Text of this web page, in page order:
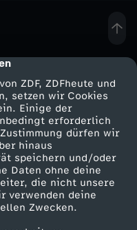
ZDF, ZDFheute und
setzen wir Cookies
Einige der
erforderlich
dürfen wir
hinaus
speichern und/oder
Daten ohne deine
die nicht unsere
verwenden deine
Zwecken.
zum ZDF